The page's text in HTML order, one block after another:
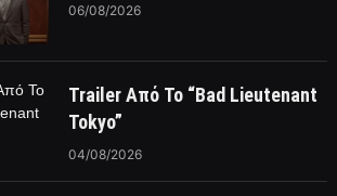
06/08/2026
Trailer Από Το “Bad Lieutenant
Tokyo”
04/08/2026